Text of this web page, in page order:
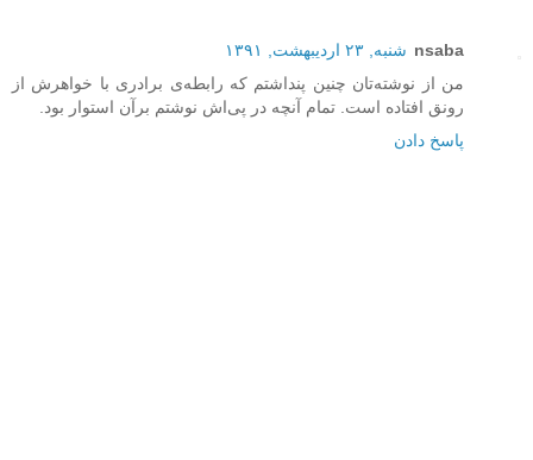
nsaba شنبه, ۲۳ اردیبهشت, ۱۳۹۱
من از نوشته‌تان چنین پنداشتم که رابطه‌ی برادری با خواهرش از
رونق افتاده است. تمام آنچه در پی‌اش نوشتم برآن استوار بود.
پاسخ دادن